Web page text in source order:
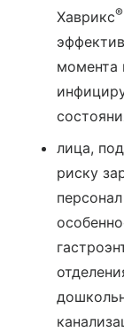
Хаврикс®
момента
лица,
риску